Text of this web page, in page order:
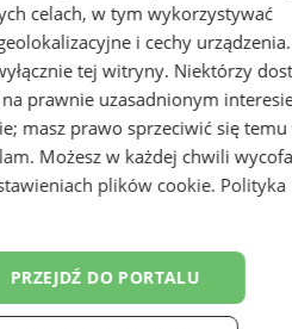
Chorzów i
2026
celach, w tym wykorzystywać
i cechy
tej witryny. Niektórzy
prawnie uzasadnionym
masz prawo sprzeciwić się temu
. Możesz w każdej chwili
plików cookie. Polityka
PRZEJDŹ DO PORTALU